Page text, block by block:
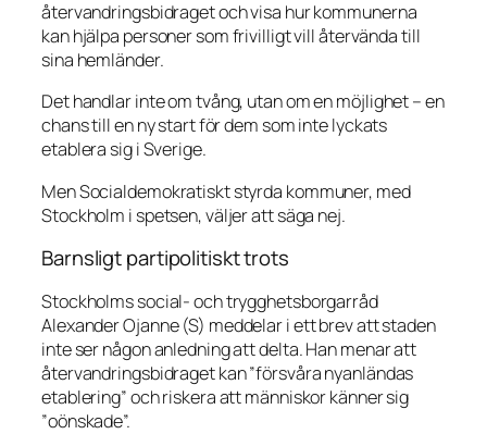
återvandringsbidraget och visa hur kommunerna
kan hjälpa personer som frivilligt vill återvända till
sina hemländer.
Det handlar inte om tvång, utan om en möjlighet – en
chans till en ny start för dem som inte lyckats
etablera sig i Sverige.
Men Socialdemokratiskt styrda kommuner, med
Stockholm i spetsen, väljer att säga nej.
Barnsligt partipolitiskt trots
Stockholms social- och trygghetsborgarråd
Alexander Ojanne (S) meddelar i ett brev att staden
inte ser någon anledning att delta. Han menar att
återvandringsbidraget kan ”försvåra nyanländas
etablering” och riskera att människor känner sig
”oönskade”.